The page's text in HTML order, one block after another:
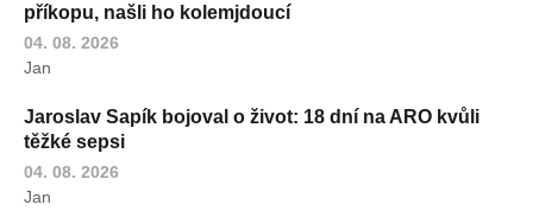
příkopu, našli ho kolemjdoucí
04. 08. 2026
Jan
Jaroslav Sapík bojoval o život: 18 dní na ARO kvůli
těžké sepsi
04. 08. 2026
Jan